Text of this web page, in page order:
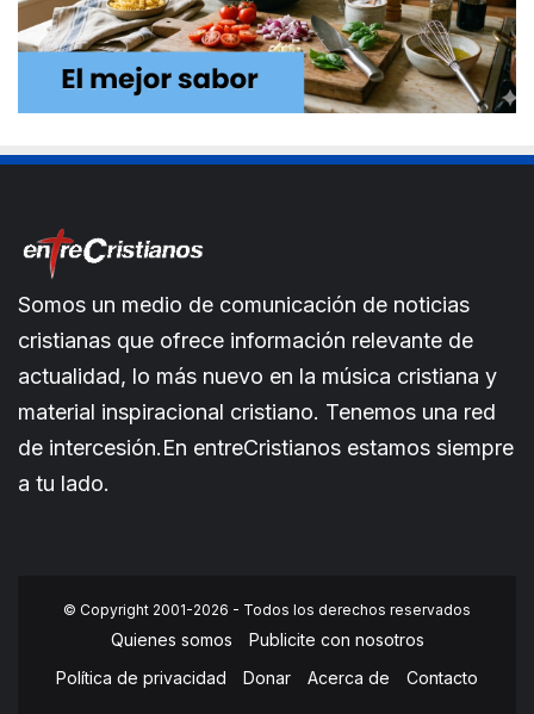
Somos un medio de comunicación de noticias
cristianas que ofrece información relevante de
actualidad, lo más nuevo en la música cristiana y
material inspiracional cristiano. Tenemos una red
de intercesión.En entreCristianos estamos siempre
a tu lado.
© Copyright 2001-2026 - Todos los derechos reservados
Quienes somos
Publicite con nosotros
Política de privacidad
Donar Acerca de Contacto